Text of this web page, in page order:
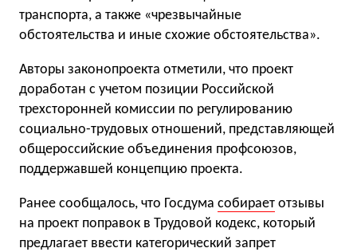
транспорта, а также «чрезвычайные
обстоятельства и иные схожие обстоятельства».
Авторы законопроекта отметили, что проект
доработан с учетом позиции Российской
трехсторонней комиссии по регулированию
социально-трудовых отношений, представляющей
общероссийские объединения профсоюзов,
поддержавшей концепцию проекта.
Ранее сообщалось, что Госдума собирает отзывы
на проект поправок в Трудовой кодекс, который
предлагает ввести категорический запрет